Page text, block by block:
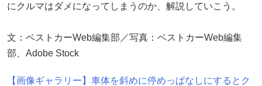
にクルマはダメになってしまうのか、解説していこう。
文：ベストカーWeb編集部／写真：ベストカーWeb編集
部、Adobe Stock
【画像ギャラリー】車体を斜めに停めっぱなしにするとク